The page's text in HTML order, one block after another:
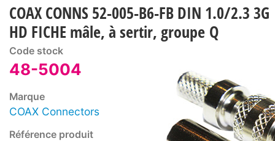
COAX CONNS 52-005-B6-FB DIN 1.0/2.3 3G
HD FICHE mâle, à sertir, groupe Q
Code stock
48-5004
Marque
COAX Connectors
Référence produit